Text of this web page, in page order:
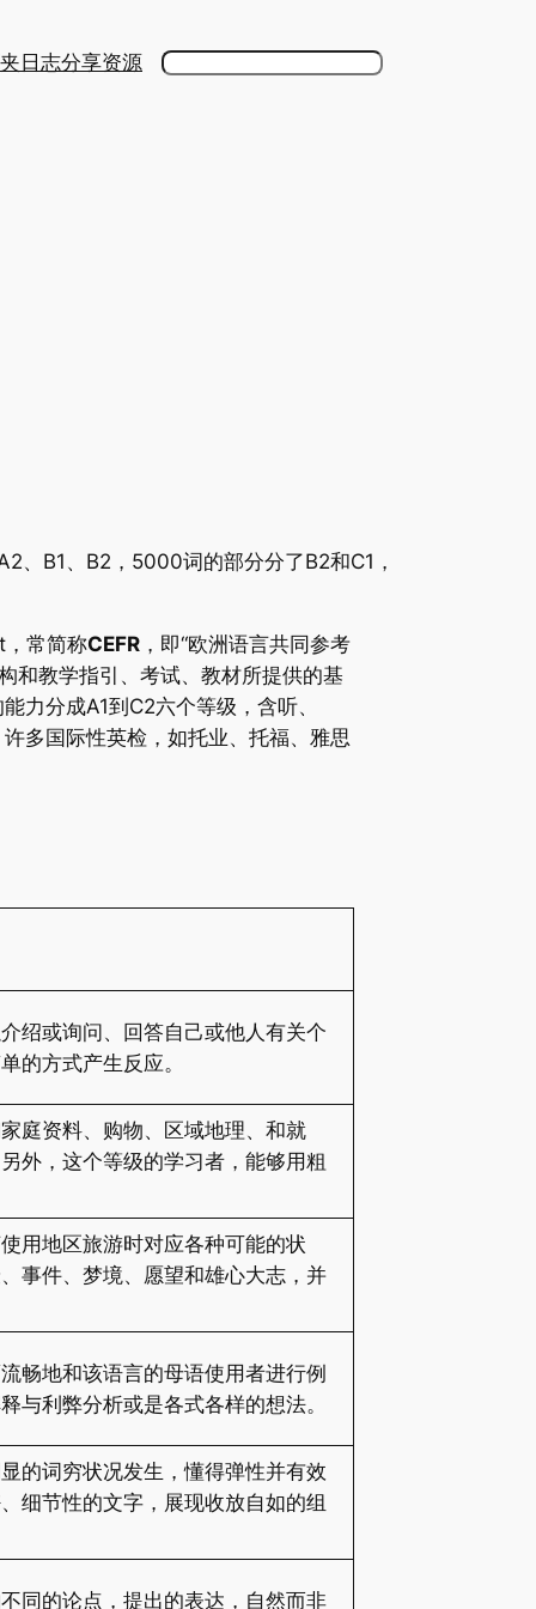
日志分享资源
搜
、B1、B2，5000词的部分分了B2和C1，
常简称CEFR ，即“欧洲语言共同参考
和教学指引、考试、教材所提供的基
力分成A1到C2六个等级，含听、
多国际性英检，如托业、托福、雅思
绍或询问、回答自己或他人有关个
的方式产生反应。
庭资料、购物、区域地理、和就
外，这个等级的学习者，能够用粗
用地区旅游时对应各种可能的状
事件、梦境、愿望和雄心大志，并
畅地和该语言的母语使用者进行例
与利弊分析或是各式各样的想法。
的词穷状况发生，懂得弹性并有效
细节性的文字，展现收放自如的组
同的论点，提出的表达，自然而非